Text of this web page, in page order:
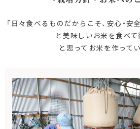
「日々食べるものだからこそ、安心・安
と美味しいお米を食べて
と思ってお米を作ってい